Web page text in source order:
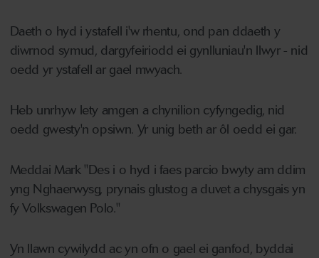
Daeth o hyd i ystafell i'w rhentu, ond pan ddaeth y
diwrnod symud, dargyfeiriodd ei gynlluniau'n llwyr - nid
oedd yr ystafell ar gael mwyach.
Heb unrhyw lety amgen a chynilion cyfyngedig, nid
oedd gwesty'n opsiwn. Yr unig beth ar ôl oedd ei gar.
Meddai Mark "Des i o hyd i faes parcio bwyty am ddim
yng Nghaerwysg, prynais glustog a duvet a chysgais yn
fy Volkswagen Polo."
Yn llawn cywilydd ac yn ofn o gael ei ganfod, byddai